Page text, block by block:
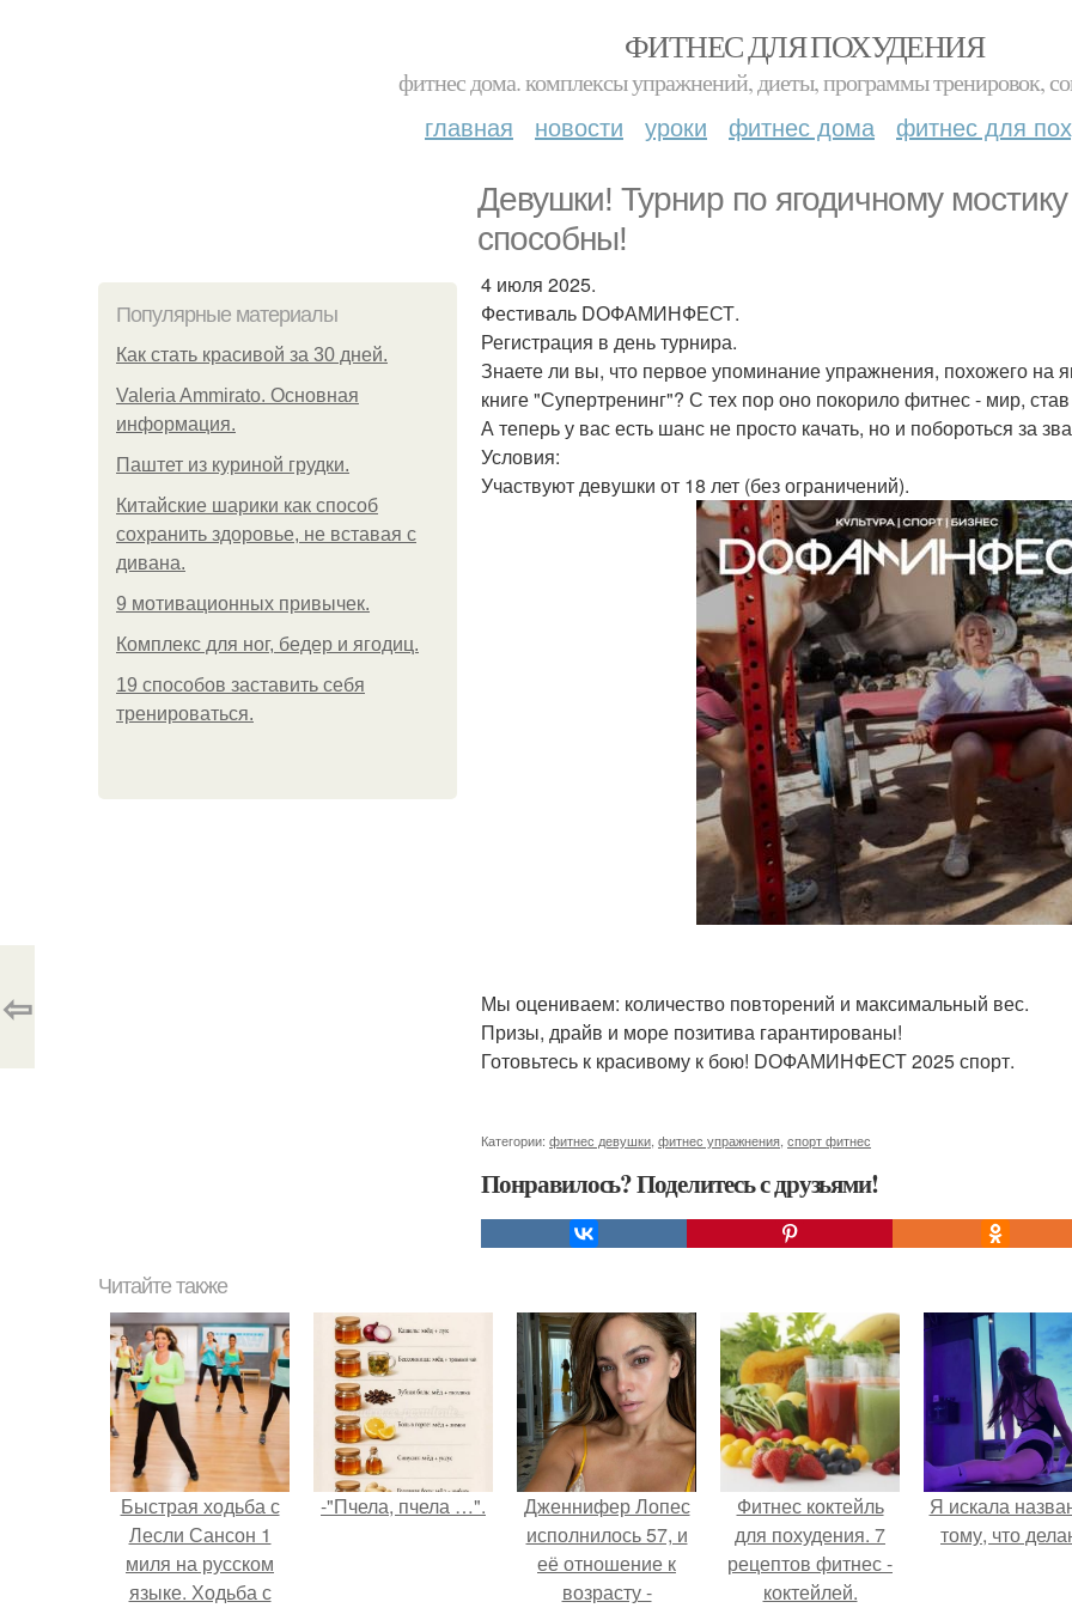
ФИТНЕС ДЛЯ ПОХУДЕНИЯ
фитнес дома. комплексы упражнений, диеты, программы тренировок,
главная новости уроки фитнес дома фитнес для
Девушки! Турнир по ягодичному
способны!
Популярные материалы
Как стать красивой за 30 дней.
Valeria Ammirato. Основная
информация.
Паштет из куриной грудки.
Китайские шарики как способ
сохранить здоровье, не вставая с
дивана.
9 мотивационных привычек.
Комплекс для ног, бедер и ягодиц.
19 способов заставить себя
тренироваться.
4 июля 2025.
Фестиваль DОФАМИНФЕСТ.
Регистрация в день турнира.
Знаете ли вы, что первое упоминание упражнения, похожего на
книге "Супертренинг"? С тех пор оно покорило фитнес - мир,
А теперь у вас есть шанс не просто качать, но и побороться за
Условия:
Участвуют девушки от 18 лет (без ограничений).
Мы оцениваем: количество повторений и максимальный вес.
Призы, драйв и море позитива гарантированы!
Готовьтесь к красивому к бою! DОФАМИНФЕСТ 2025 спорт.
Категории: фитнес девушки фитнес упражнения спорт фитнес
Понравилось? Поделитесь с друзьями!
⇦
Читайте также
Быстрая ходьба с
Лесли Сансон 1
миля на русском
языке. Ходьба с
-"Пчела, пчела …".
Дженнифер Лопес
исполнилось 57, и
её отношение к
возрасту -
Фитнес коктейль
для похудения. 7
рецептов фитнес -
коктейлей.
Я искала
тому, что